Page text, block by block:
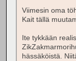
Viimesin oma
Kait tällä
Ite tykkään
hässäköistä.